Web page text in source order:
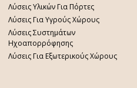
Λύσεις Υλικών Για Πόρτες
Λύσεις Για Υγρούς Χώρους
Λύσεις Συστημάτων
Ηχοαπορρόφησης
Λύσεις Για Εξωτερικούς Χώρους